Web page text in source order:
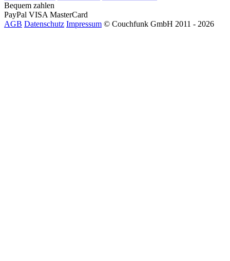
Bequem zahlen
PayPal VISA MasterCard
AGB Datenschutz Impressum © Couchfunk GmbH 2011 - 2026